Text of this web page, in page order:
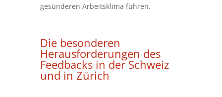
gesünderen Arbeitsklima führen.
Die besonderen
Herausforderungen des
Feedbacksin der Schweiz
und in Zürich